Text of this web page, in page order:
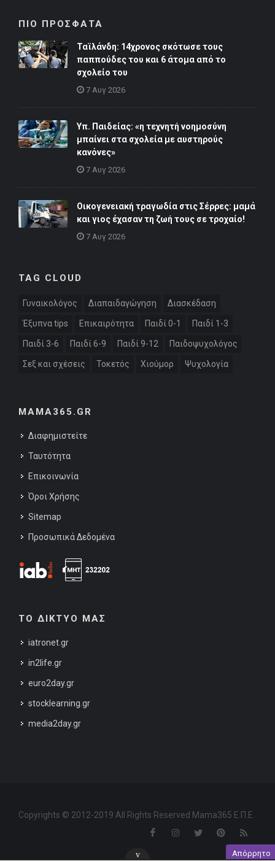
ΠΙΟ ΠΡΟΣΦΑΤΑ
Ταϊλάνδη: 14χρονος σκότωσε τους
παππούδες του και 6 άτομα από το
σχολείο του
7 Αυγ 2026
Υπ. Παιδείας: «η τεχνητή νοημοσύνη
μπαίνει στα σχολεία με αυστηρούς
κανόνες»
7 Αυγ 2026
Οικογενειακή τραγωδία στις Σέρρες: μαμά
και γιος έχασαν τη ζωή τους σε τροχαίο!
7 Αυγ 2026
TAG CLOUD
Γυναικολόγος Διαπαιδαγώγηση Διασκέδαση
Έξυπνα tips Επικαιρότητα Παιδί 0-1 Παιδί 1-3
Παιδί 3-6 Παιδί 6-9 Παιδί 9-12 Παιδοψυχολόγος
Σεξ και σχέσεις Τοκετός Χιούμορ Ψυχολογία
MAMA365.GR
Διαφημιστείτε
Ταυτότητα
Επικοινωνία
Όροι Χρήσης
Sitemap
Προσωπικά Δεδομένα
ΤΟ ΔΙΚΤΥΟ ΜΑΣ
iatronet.gr
in2life.gr
euro2day.gr
stocklearning.gr
media2day.gr
Copyrights © 2012-2019 All Rights Reserved Mama365 Ε.Π.Ε.
Απόρρητο
v